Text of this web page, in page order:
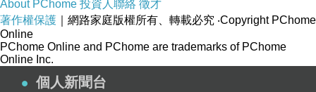
典時期）構成限制。十二平均律把所有音距「平均化」，
犧牲部分純淨度，換來整體一致性。這使鋼琴、管弦樂
團、跨城市表演、作曲體系得以統一，而不必為每首歌重
新調整樂器。
About PChome 投資人聯絡 徵才
著作權保護 ｜網路家庭版權所有、轉載必究 ‧Copyright PChome
Online
PChome Online and PChome are trademarks of PChome
Online Inc.
個人新聞台